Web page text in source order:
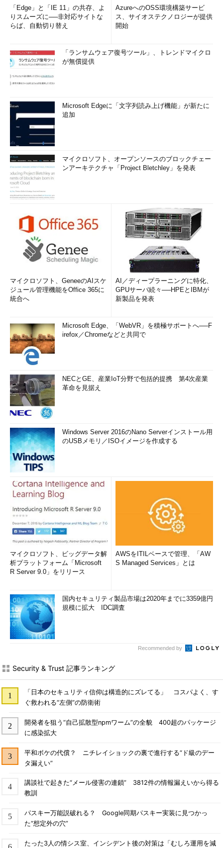
「Edge」と「IE 11」の共存、よ
りスムーズに──非対応サイトな
らば、自動切り替え
AzureへのOSS環境構築サービ
ス、サイオステクノロジーが提供
開始
「ランサムウェア復号ツール」、トレンドマイクロ
が無償提供
Microsoft Edgeに「文字列読み上げ機能」が新たに
追加
マイクロソフト、オープンソースのブロックチェー
ンアーキテクチャ「Project Bletchley」を発表
マイクロソフト、GeneeのAIスケ
ジュール管理機能をOffice 365に
統合へ
AI／ディープラーニングに特化、
GPUサーバ続々──HPEとIBMが
新製品を発表
Microsoft Edge、「WebVR」を積極サポートへ──F
irefox／Chromeなどと共同で
NECとGE、産業IoT分野で包括的提携 第4次産業
革命を見据え
Windows Server 2016のNano Serverインストール用
のUSBメモリ／ISOイメージを作成する
マイクロソフト、ビッグデータ解
析プラットフォーム「Microsoft
R Server 9.0」をリリース
AWSをITILベースで管理、「AW
S Managed Services」とは
国内セキュリティ製品市場は2020年までに3359億円
規模に拡大 IDC調査
Recommended by
Security & Trust 記事ランキング
「日本のセキュリティ信仰は構造的にズレてる」 コスパよく、す
ぐ救われる“左側”の防衛術
開発者を狙う“自己拡散型npmワーム”の全貌 400超のパッケージ
に感染拡大
平和ボケの代償？ ニチレイショックの裏で進行する“ド級のデー
タ漏えい”
講談社で起きた“メール侵害の連鎖” 3812件の情報漏えいから得る
教訓
パスキー万能説破れる？ Google同期パスキー実装に見つかっ
た“想定外の穴”
たった3人の情シス室、インシデント後の対策は「むしろ運用を減